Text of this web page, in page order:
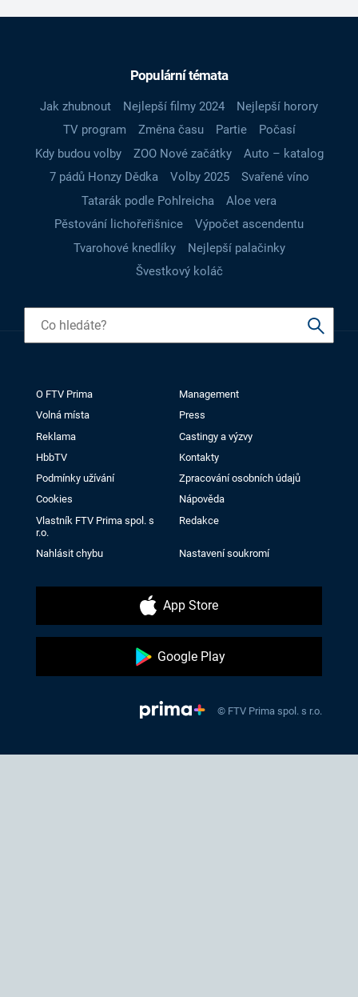
Populární témata
Jak zhubnout Nejlepší filmy 2024
Nejlepší horory
TV program
Změna času Partie
Počasí
Kdy budou volby
ZOO Nové začátky
Auto – katalog
7 pádů Honzy Dědka
Volby 2025
Svařené víno
Tatarák podle Pohlreicha
Aloe vera
Pěstování lichořeřišnice
Výpočet ascendentu
Tvarohové knedlíky
Nejlepší palačinky
Švestkový koláč
O FTV Prima
Management
Volná místa
Press
Reklama
Castingy a výzvy
HbbTV
Kontakty
Podmínky užívání
Zpracování osobních údajů
Cookies
Nápověda
Vlastník FTV Prima spol. s
r.o.
Redakce
Nahlásit chybu Nastavení soukromí
App Store
Google Play
© FTV Prima spol. s r.o.